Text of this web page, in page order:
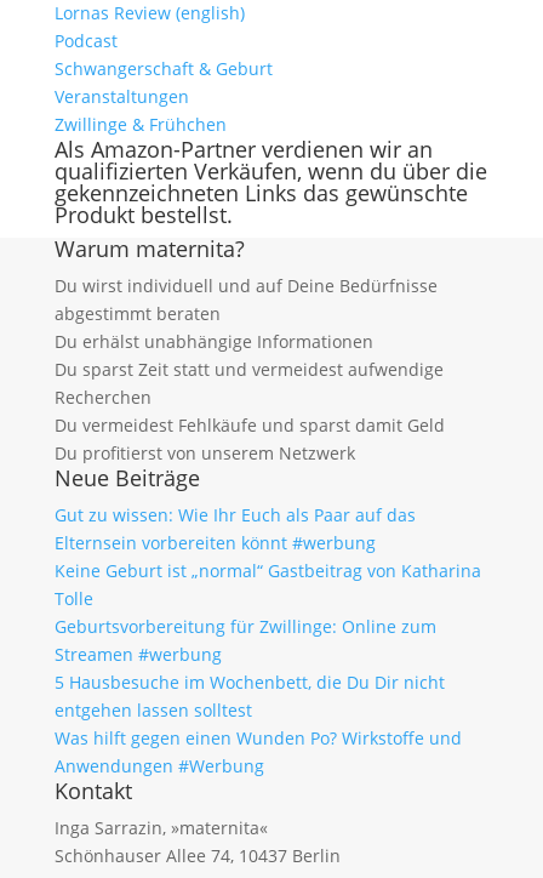
Lornas Review (english)
Podcast
Schwangerschaft & Geburt
Veranstaltungen
Zwillinge & Frühchen
Als Amazon-Partner verdienen wir an
qualifizierten Verkäufen, wenn du über die
gekennzeichneten Links das gewünschte
Produkt bestellst.
Warum maternita?
Du wirst individuell und auf Deine Bedürfnisse
abgestimmt beraten
Du erhälst unabhängige Informationen
Du sparst Zeit statt und vermeidest aufwendige
Recherchen
Du vermeidest Fehlkäufe und sparst damit Geld
Du profitierst von unserem Netzwerk
Neue Beiträge
Gut zu wissen: Wie Ihr Euch als Paar auf das
Elternsein vorbereiten könnt #werbung
Keine Geburt ist „normal“ Gastbeitrag von Katharina
Tolle
Geburtsvorbereitung für Zwillinge: Online zum
Streamen #werbung
5 Hausbesuche im Wochenbett, die Du Dir nicht
entgehen lassen solltest
Was hilft gegen einen Wunden Po? Wirkstoffe und
Anwendungen #Werbung
Kontakt
Inga Sarrazin, »maternita«
Schönhauser Allee 74, 10437 Berlin